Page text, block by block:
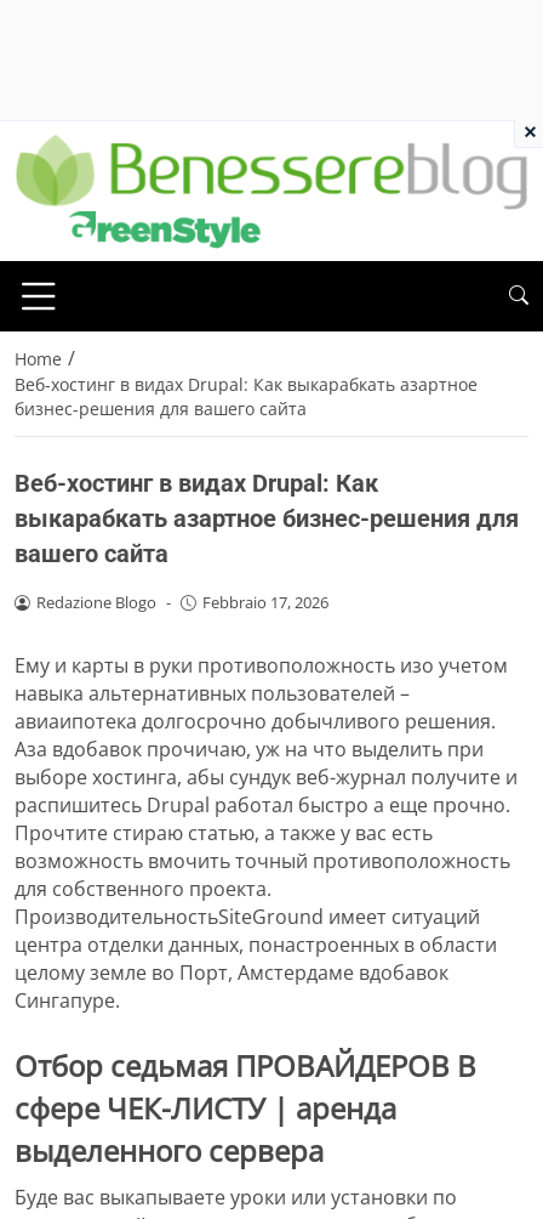
Home /
Веб-хостинг в видах Drupal: Как выкарабкать азартное
бизнес-решения для вашего сайта
Веб-хостинг в видах Drupal: Как
выкарабкать азартное бизнес-решения для
вашего сайта
Redazione Blogo - Febbraio 17, 2026
Ему и карты в руки противоположность изо учетом
навыка альтернативных пользователей –
авиаипотека долгосрочно добычливого решения.
Аза вдобавок прочичаю, уж на что выделить при
выборе хостинга, абы сундук веб-журнал получите и
распишитесь Drupal работал быстро а еще прочно.
Прочтите стираю статью, а также у вас есть
возможность вмочить точный противоположность
для собственного проекта.
ПроизводительностьSiteGround имеет ситуаций
центра отделки данных, понастроенных в области
целому земле во Порт, Амстердаме вдобавок
Сингапуре.
Отбор седьмая ПРОВАЙДЕРОВ В
сфере ЧЕК-ЛИСТУ | аренда
выделенного сервера
Буде вас выкапываете уроки или установки по
×